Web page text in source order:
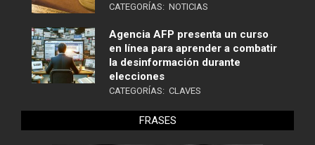
CATEGORÍAS: NOTICIAS
Agencia AFP presenta un curso
en línea para aprender a combatir
la desinformación durante
elecciones
CATEGORÍAS: CLAVES
FRASES